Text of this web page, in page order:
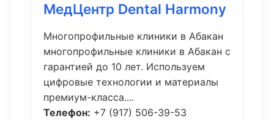
МедЦентр Dental Harmony
Многопрофильные клиники в Абакан
многопрофильные клиники в Абакан с
гарантией до 10 лет. Используем
цифровые технологии и материалы
премиум-класса....
Телефон: +7 (917) 506-39-53